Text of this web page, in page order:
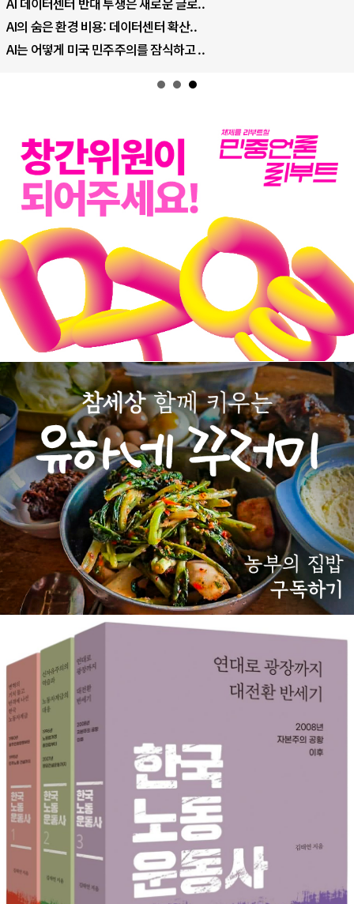
AI의 숨은 환경 비용: 데이터센터 확산..
AI는 어떻게 미국 민주주의를 잠식하고 ..